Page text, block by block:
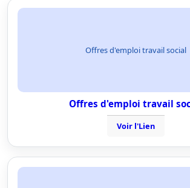
Offres d'emploi travail social
Offres d'emploi travail
Voir l'Lien